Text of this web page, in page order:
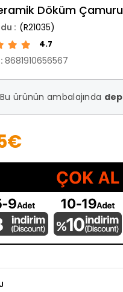
Döküm Çamuru
(R21035)
4.7
: 8681910656567
Bu ürünün ambalajında